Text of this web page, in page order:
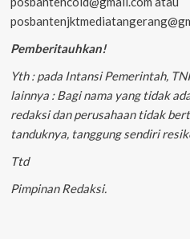
Pemberitauhkan!
Yth : pada Intansi Pemerintah,
lainnya : Bagi nama yang tidak
redaksi dan perusahaan tidak
tanduknya, tanggung sendiri
Ttd
Pimpinan Redaksi.